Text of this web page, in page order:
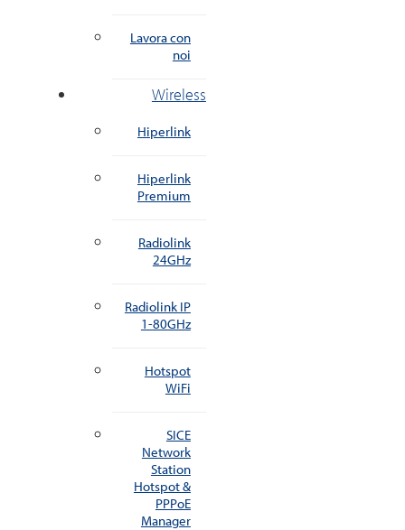
Lavora con
noi
Wireless
Hiperlink
Hiperlink
Premium
Radiolink
24GHz
Radiolink IP
1-80GHz
Hotspot
WiFi
SICE
Network
Station
Hotspot &
PPPoE
Manager